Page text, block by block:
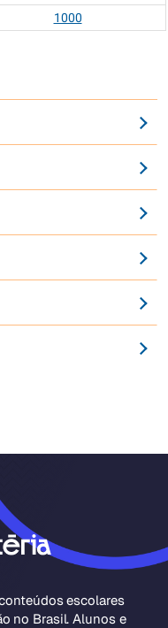
1000
escolares
no Brasil. Alunos e